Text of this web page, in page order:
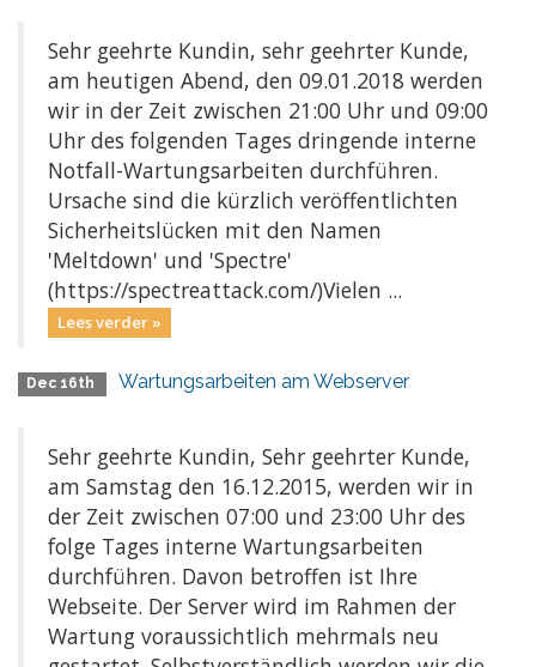
Sehr geehrte Kundin, sehr geehrter Kunde,
am heutigen Abend, den 09.01.2018 werden
wir in der Zeit zwischen 21:00 Uhr und 09:00
Uhr des folgenden Tages dringende interne
Notfall-Wartungsarbeiten durchführen.
Ursache sind die kürzlich veröffentlichten
Sicherheitslücken mit den Namen
'Meltdown' und 'Spectre'
(https://spectreattack.com/)Vielen ...
Lees verder »
Dec 16th Wartungsarbeiten am Webserver
Sehr geehrte Kundin, Sehr geehrter Kunde,
am Samstag den 16.12.2015, werden wir in
der Zeit zwischen 07:00 und 23:00 Uhr des
folge Tages interne Wartungsarbeiten
durchführen. Davon betroffen ist Ihre
Webseite. Der Server wird im Rahmen der
Wartung voraussichtlich mehrmals neu